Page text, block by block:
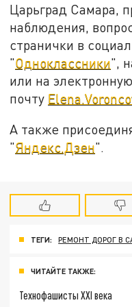
Царьград Самара,
наблюдения,
странички в
"Одноклассники",
или на электронную
почту
А также
"Яндекс.Дзен".
ТЕГИ: РЕМОНТ ДОРОГ В
ЧИТАЙТЕ ТАКЖЕ:
Технофашисты XXI века